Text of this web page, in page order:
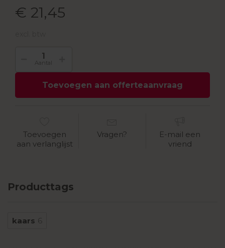
€ 21,45
Aantal
Toevoegen aan offerteaanvraag
Toevoegen
aan verlanglijst
Vragen?
E-mail een
vriend
Producttags
kaars 6